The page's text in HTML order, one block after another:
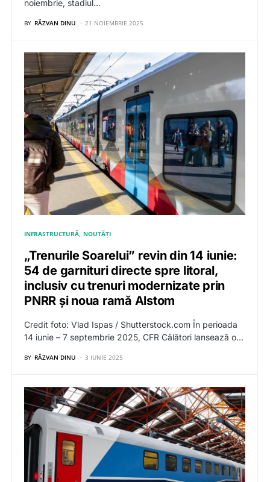
noiembrie, stadiul…
BY RĂZVAN DINU 21 NOIEMBRIE 2025
INFRASTRUCTURĂ NOUTĂȚI
„Trenurile Soarelui” revin din 14 iunie:
54 de garnituri directe spre litoral,
inclusiv cu trenuri modernizate prin
PNRR și noua ramă Alstom
Credit foto: Vlad Ispas / Shutterstock.com În perioada
14 iunie – 7 septembrie 2025, CFR Călători lansează o…
BY RĂZVAN DINU 3 IUNIE 2025